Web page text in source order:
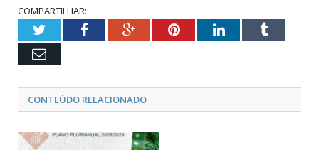
COMPARTILHAR:
TwitterFacebookGoogle+PinterestLinkedInTumblr
Email
CONTEÚDO RELACIONADO